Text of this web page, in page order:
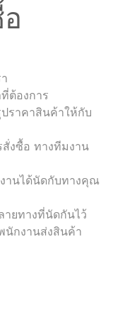
ต้องการ
ราคาสินค้าให้กับ
งซื้อ ทางทีมงาน
านได้นัดกับทางคุณ
ยทางที่นัดกันไว้
นักงานส่งสินค้า